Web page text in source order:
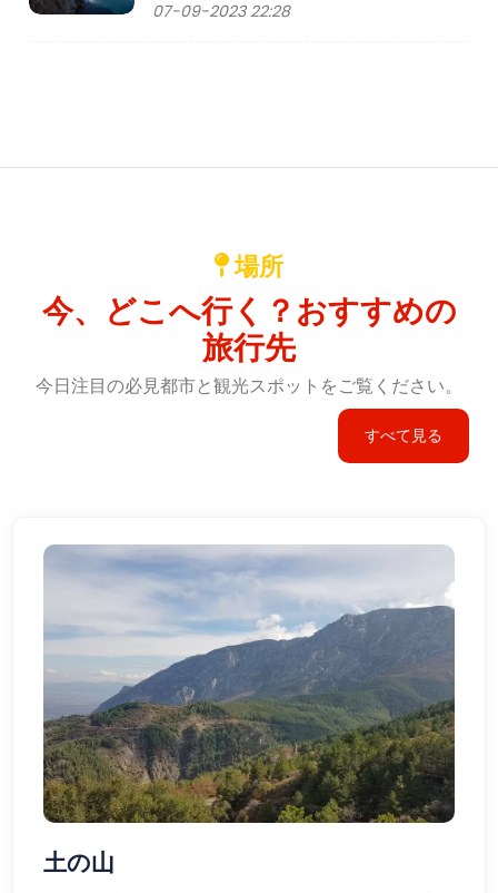
07-09-2023 22:28
場所
今、どこへ行く？おすすめの
旅行先
今日注目の必見都市と観光スポットをご覧ください。
すべて見る
土の山